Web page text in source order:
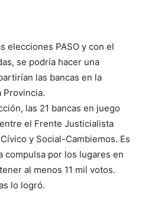
elecciones PASO y con el
se podría hacer una
las bancas en la
Provincia.
las 21 bancas en juego
el Frente Justicialista
y Social-Cambiemos. Es
compulsa por los lugares en
al menos 11 mil votos.
lo logró.